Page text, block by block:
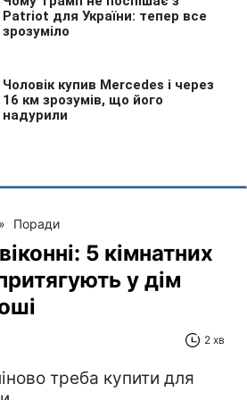
» Поради
5 кімнатних
у дім
2 хв
треба купити для